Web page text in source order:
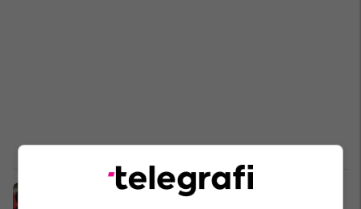
"Ai e meriton transferimin" -